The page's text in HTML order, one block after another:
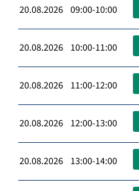
20.08.2026 09:00-10:00
20.08.2026 10:00-11:00
20.08.2026 11:00-12:00
20.08.2026 12:00-13:00
20.08.2026 13:00-14:00